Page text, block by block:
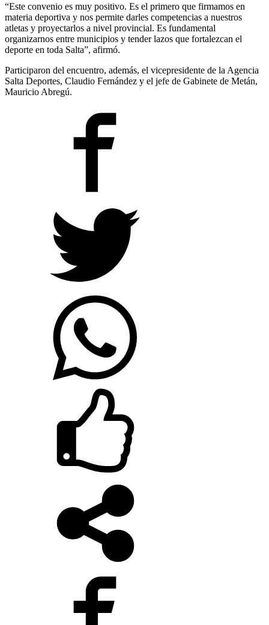
“Este convenio es muy positivo. Es el primero que firmamos en
materia deportiva y nos permite darles competencias a nuestros
atletas y proyectarlos a nivel provincial. Es fundamental
organizarnos entre municipios y tender lazos que fortalezcan el
deporte en toda Salta”, afirmó.
Participaron del encuentro, además, el vicepresidente de la Agencia
Salta Deportes, Claudio Fernández y el jefe de Gabinete de Metán,
Mauricio Abregú.